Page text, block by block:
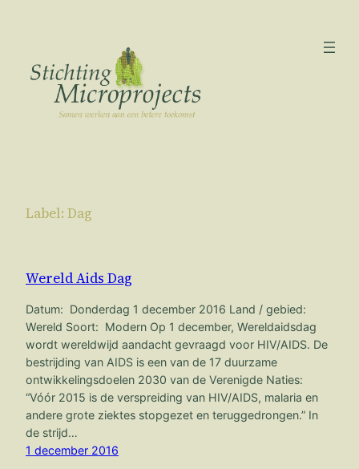
inhoud
Label: Dag
Wereld Aids Dag
Datum: Donderdag 1 december 2016 Land / gebied:
Wereld Soort: Modern Op 1 december, Wereldaidsdag
wordt wereldwijd aandacht gevraagd voor HIV/AIDS. De
bestrijding van AIDS is een van de 17 duurzame
ontwikkelingsdoelen 2030 van de Verenigde Naties:
“Vóór 2015 is de verspreiding van HIV/AIDS, malaria en
andere grote ziektes stopgezet en teruggedrongen.” In
de strijd…
1 december 2016